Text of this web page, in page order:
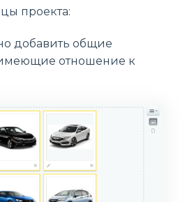
проекта:
добавить общие
отношение к